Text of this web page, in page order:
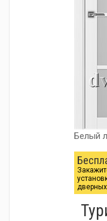
Белый